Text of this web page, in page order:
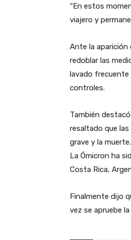
“En estos
viajero y
Ante la aparición
redoblar las
lavado
controles.
También
resaltado que
grave y la muerte.
La Ómicron ha
Costa Rica,
Finalmente dijo
vez se apruebe